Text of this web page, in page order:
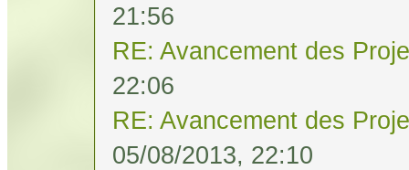
21:56
RE: Avancement des
22:06
RE: Avancement des
05/08/2013, 22:10